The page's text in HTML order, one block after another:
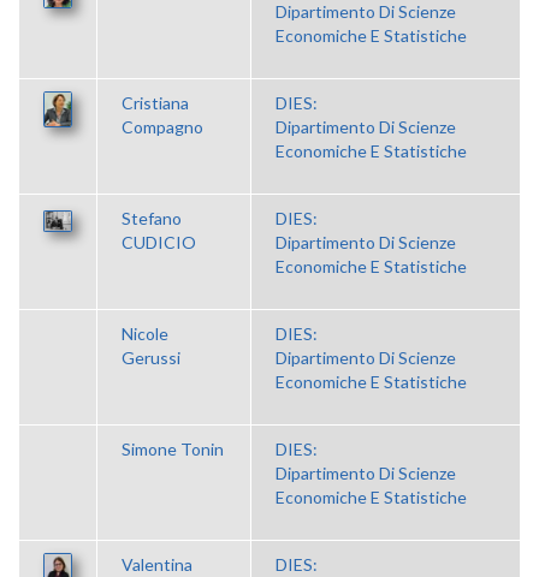
Dipartimento Di Scienze
Economiche E Statistiche
Cristiana
Compagno
DIES:
Dipartimento Di Scienze
Economiche E Statistiche
Stefano
CUDICIO
DIES:
Dipartimento Di Scienze
Economiche E Statistiche
Nicole
Gerussi
DIES:
Dipartimento Di Scienze
Economiche E Statistiche
Simone Tonin
DIES:
Dipartimento Di Scienze
Economiche E Statistiche
Valentina
DIES: